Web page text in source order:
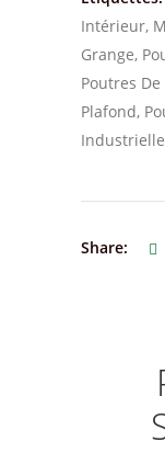
Intérieur,
Grange,
Poutres
Plafond,
Share: